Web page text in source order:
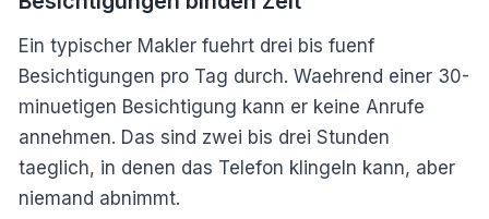
Ein typischer Makler fuehrt drei bis fuenf
Besichtigungen pro Tag durch. Waehrend einer 30-
minuetigen Besichtigung kann er keine Anrufe
annehmen. Das sind zwei bis drei Stunden
taeglich, in denen das Telefon klingeln kann, aber
niemand abnimmt.